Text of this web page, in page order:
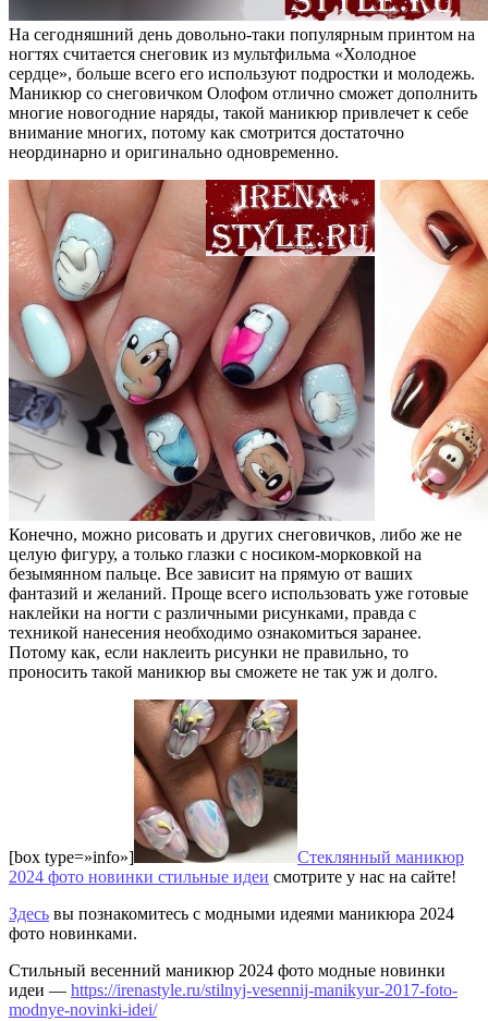
На сегодняшний день довольно-таки популярным принтом на
ногтях считается снеговик из мультфильма «Холодное
сердце», больше всего его используют подростки и молодежь.
Маникюр со снеговичком Олофом отлично сможет дополнить
многие новогодние наряды, такой маникюр привлечет к себе
внимание многих, потому как смотрится достаточно
неординарно и оригинально одновременно.
Конечно, можно рисовать и других снеговичков, либо же не
целую фигуру, а только глазки с носиком-морковкой на
безымянном пальце. Все зависит на прямую от ваших
фантазий и желаний. Проще всего использовать уже готовые
наклейки на ногти с различными рисунками, правда с
техникой нанесения необходимо ознакомиться заранее.
Потому как, если наклеить рисунки не правильно, то
проносить такой маникюр вы сможете не так уж и долго.
[box type=»info»]
Стеклянный маникюр
2024 фото новинки стильные идеи смотрите у нас на сайте!
Здесь вы познакомитесь с модными идеями маникюра 2024
фото новинками.
Стильный весенний маникюр 2024 фото модные новинки
идеи — https://irenastyle.ru/stilnyj-vesennij-manikyur-2017-foto-
modnye-novinki-idei/